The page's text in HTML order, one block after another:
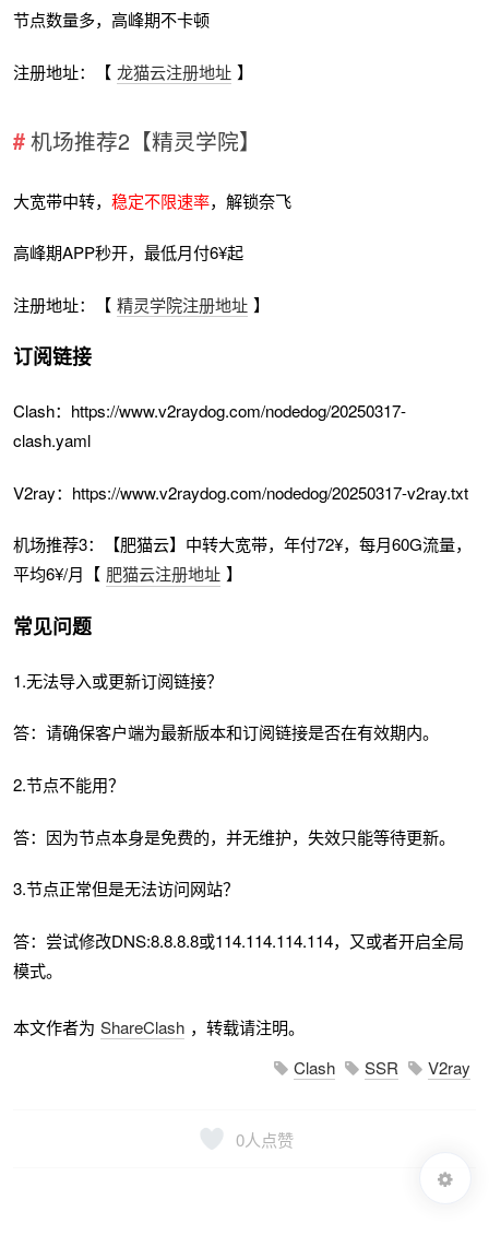
节点数量多，高峰期不卡顿
注册地址：【 龙猫云注册地址 】
机场推荐2【精灵学院】
大宽带中转，稳定不限速率，解锁奈飞
高峰期APP秒开，最低月付6¥起
注册地址：【 精灵学院注册地址 】
订阅链接
Clash：https://www.v2raydog.com/nodedog/20250317-
clash.yaml
V2ray：https://www.v2raydog.com/nodedog/20250317-v2ray.txt
机场推荐3：【肥猫云】中转大宽带，年付72¥，每月60G流量，
平均6¥/月【 肥猫云注册地址 】
常见问题
1.无法导入或更新订阅链接？
答：请确保客户端为最新版本和订阅链接是否在有效期内。
2.节点不能用？
答：因为节点本身是免费的，并无维护，失效只能等待更新。
3.节点正常但是无法访问网站？
答：尝试修改DNS:8.8.8.8或114.114.114.114，又或者开启全局
模式。
本文作者为 ShareClash ，转载请注明。
Clash
SSR V2ray
0人点赞